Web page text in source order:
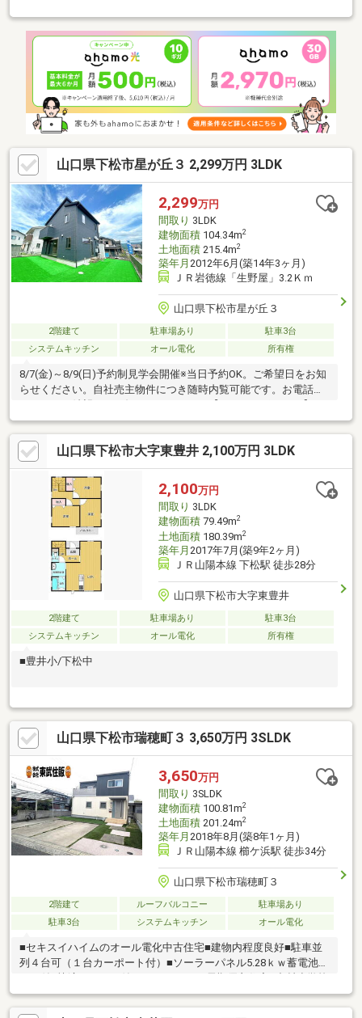
ン階段が目を引きます。３年前に新設したクリナップのキッチン
は最新の流レールシンク。しゃべるガスコンロ、自動洗浄付きの
換気扇。床も綺麗にされています。ウッドデッキのある庭に天然
芝のガーデン。少し高台になった位置にあるのでとても気持ちが
良いです。窓ガラスは一部スペーシアへのリフォーム歴有（断
熱）内見は居住中のためアポイントが必要です。
山口県下松市星が丘３ 2,299万円 3LDK
2,299万円
間取り 3LDK
建物面積104.34m2
土地面積215.4m2
築年月 2012年6月(築14年3ヶ月)
ＪＲ岩徳線「生野屋」3.2Ｋｍ
山口県下松市星が丘３
2階建て 駐車場あり
駐車3台
システムキッチン
オール電化 所有権
8/7(金)～8/9(日)予約制見学会開催※当日予約OK。ご希望日をお知
らせください。自社売主物件につき随時内覧可能です。お電話か
本物件は条件により住宅ローン減税が適用されます。・シロアリ
防除工事施工後5年間保証。・お客様に合わせたローンの組み方や
金融機関をご提案。住宅ローンが初めての方でもお気軽にご相談
ください。【周辺施設】・下松市立久保小学校2200ｍ（徒歩28
分）・下松市立久保中学校1800ｍ（徒歩23分/自転車8分）・マッ
クスバリュ山田店様2300ｍ（徒歩29分/車5分）
山口県下松市大字東豊井 2,100万円 3LDK
2,100万円
間取り 3LDK
建物面積79.49m2
土地面積180.39m2
築年月 2017年7月(築9年2ヶ月)
ＪＲ山陽本線 下松駅 徒歩28分
山口県下松市大字東豊井
2階建て 駐車場あり
駐車3台
システムキッチン
オール電化 所有権
■豊井小/下松中
山口県下松市瑞穂町３ 3,650万円 3SLDK
3,650万円
間取り 3SLDK
建物面積100.81m2
土地面積201.24m2
築年月 2018年8月(築8年1ヶ月)
ＪＲ山陽本線 櫛ケ浜駅 徒歩34分
山口県下松市瑞穂町３
2階建て ルーフバルコニー
駐車場あり
駐車3台
システムキッチン オール電化
■セキスイハイムのオール電化中古住宅■建物内程度良好■駐車並
列４台可（１台カーポート付）■ソーラーパネル5.28ｋｗ蓄電池5
まで約750m■末武中学校まで約750m■ダイソー下松末武店まで約
290m■マクドナルド下松店まで約350m■セブンイレブン下松潮音